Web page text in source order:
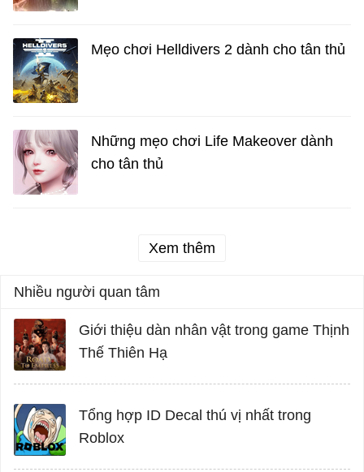
Mẹo chơi Helldivers 2 dành cho tân thủ
Những mẹo chơi Life Makeover dành
cho tân thủ
Xem thêm
Nhiều người quan tâm
Giới thiệu dàn nhân vật trong game Thịnh
Thế Thiên Hạ
Tổng hợp ID Decal thú vị nhất trong
Roblox